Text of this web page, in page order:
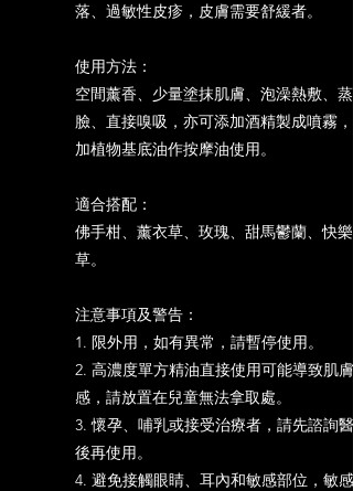
落、過敏性皮疹，皮膚需要舒緩者。
使用方法：
空間薰香、少量塗抹肌膚、泡澡熱敷、蒸
臉、直接嗅吸，亦可添加酒精製成噴霧，
加植物基底油作按摩油使用。
適合搭配：
佛手柑、薰衣草、玫瑰、甜馬鬱蘭、快樂
草。
注意事項及警告：
1. 限外用，如有異常，請暫停使用。
2. 高濃度單方精油直接使用可能導致肌膚
感，請放置在兒童無法拿取處。
3. 懷孕、哺乳或接受治療者，請先諮詢醫
後再使用。
4. 避免接觸眼睛、耳內和敏感部位，敏感